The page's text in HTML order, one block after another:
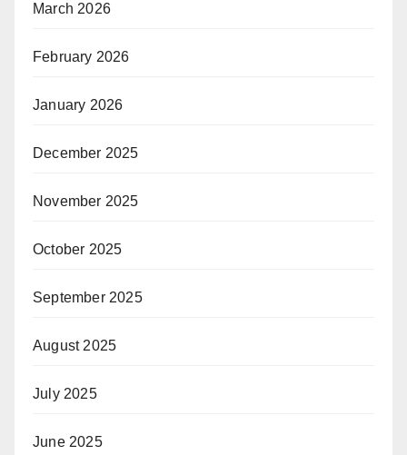
March 2026
February 2026
January 2026
December 2025
November 2025
October 2025
September 2025
August 2025
July 2025
June 2025